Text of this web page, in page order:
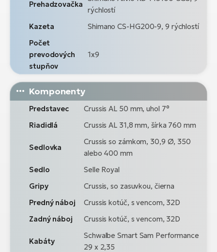
Prehadzovačka
rýchlostí
Kazeta
Shimano CS-HG200-9, 9 rýchlostí
Počet
prevodových
stupňov
1x9
Komponenty
Predstavec
Crussis AL 50 mm, uhol 7°
Riadidlá
Crussis AL 31,8 mm, šírka 760 mm
Sedlovka
Crussis so zámkom, 30,9 Ø, 350
alebo 400 mm
Sedlo
Selle Royal
Gripy
Crussis, so zasuvkou, čierna
Predný náboj
Crussis kotúč, s vencom, 32D
Zadný náboj
Crussis kotúč, s vencom, 32D
Kabáty
Schwalbe Smart Sam Performance
29 x 2,35